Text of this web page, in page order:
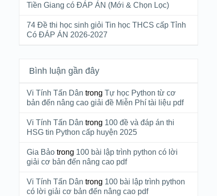
Tiền Giang có ĐÁP ÁN (Mới & Chọn Lọc)
74 Đề thi học sinh giỏi Tin học THCS cấp Tỉnh
Có ĐÁP ÁN 2026-2027
Bình luận gần đây
Vi Tính Tấn Dân trong Tự học Python từ cơ
bản đến nâng cao giải đề Miễn Phí tài liệu pdf
Vi Tính Tấn Dân trong 100 đề và đáp án thi
HSG tin Python cấp huyện 2025
Gia Bảotrong 100 bài lập trình python có lời
giải cơ bản đến nâng cao pdf
Vi Tính Tấn Dân trong 100 bài lập trình python
có lời giải cơ bản đến nâng cao pdf